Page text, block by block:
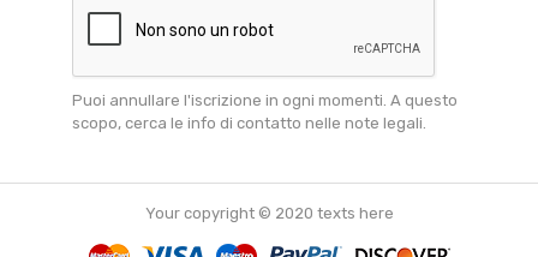
Puoi annullare l'iscrizione in ogni momenti. A questo
scopo, cerca le info di contatto nelle note legali.
Your copyright © 2020 texts here